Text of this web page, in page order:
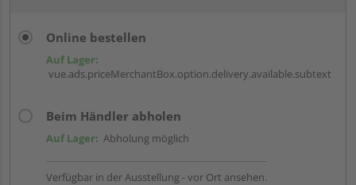
Online bestellen
Auf Lager:
vue.ads.priceMerchantBox.option.delivery.available.subtext
Beim Händler abholen
Auf Lager: Abholung möglich
Verfügbar in der Ausstellung - vor Ort ansehen.